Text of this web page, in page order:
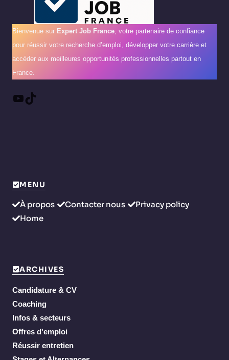
Bienvenue sur Expert Job France , votre partenaire de confiance
pour réussir votre recherche d’emploi, développer votre carrière et
accéder aux meilleures opportunités professionnelles partout en
France.
YouTube
TikTok
MENU
À propos Contacter nous
Privacy policy
Home
ARCHIVES
Candidature & CV
Coaching
Infos & secteurs
Offres d'emploi
Réussir entretien